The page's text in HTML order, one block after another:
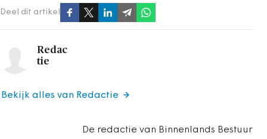
Deel dit artikel
Redac
tie
De redactie van Binnenlands Bestuur
Bekijk alles van Redactie